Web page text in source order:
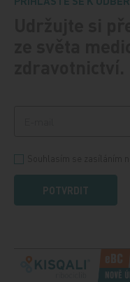
POTVRDIT